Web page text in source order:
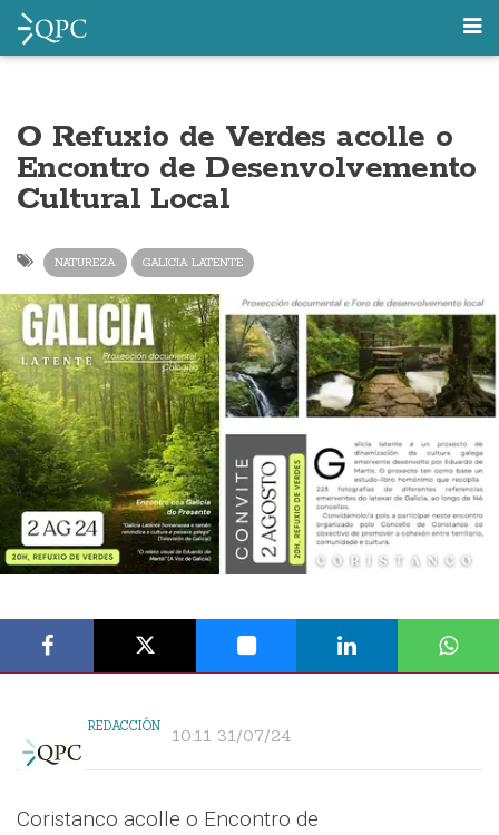
O Refuxio de Verdes acolle o
Encontro de Desenvolvemento
Cultural Local
NATUREZA GALICIA LATENTE
REDACCIÓN 10:11 31/07/24
Coristanco acolle o Encontro de